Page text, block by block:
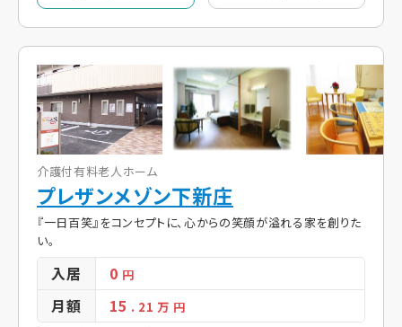
介護付有料老人ホーム
プレザンメゾン下新庄
『一日百笑』をコンセプトに、心からの笑顔が溢れる家を創りた
い。
入居 0 円
月額 15 . 21万 円